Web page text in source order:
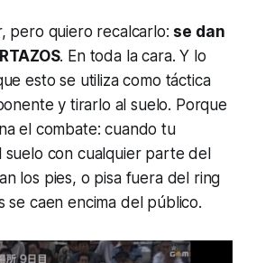
pero quiero recalcarlo: se dan
. En toda la cara. Y lo
esto se utiliza como táctica
y tirarlo al suelo. Porque
el combate: cuando tu
con cualquier parte del
los pies, o pisa fuera del ring
se caen encima del público.